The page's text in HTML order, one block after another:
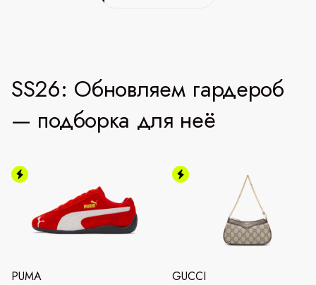
SS26: Обновляем гардероб
— подборка для неё
PUMA GUCCI